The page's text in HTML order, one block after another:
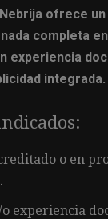
ofrece
completa
experiencia
integrada.
o en
experiencia